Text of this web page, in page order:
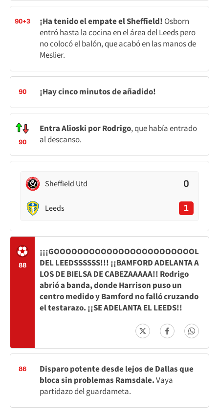
90+3 ¡Ha tenido el empate el Sheffield! Osborn
entró hasta la cocina en el área del Leeds pero
no colocó el balón, que acabó en las manos de
Meslier.
90 ¡Hay cinco minutos de añadido!
90
Entra Alioski por Rodrigo, que había entrado
al descanso.
Sheffield Utd 0
Leeds 1
88
¡¡¡GOOOOOOOOOOOOOOOOOOOOOOOOL
DEL LEEDSSSSSS!!! ¡¡BAMFORD ADELANTA A
LOS DE BIELSA DE CABEZAAAAA!! Rodrigo
abrió a banda, donde Harrison puso un
centro medido y Bamford no falló cruzando
el testarazo. ¡¡SE ADELANTA EL LEEDS!!
86
Disparo potente desde lejos de Dallas que
bloca sin problemas Ramsdale.Vaya
partidazo del guardameta.